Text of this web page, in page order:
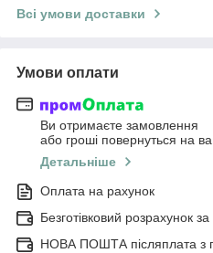
Всі умови доставки
Умови оплати
Ви отримаєте замовлення
або гроші повернуться на
Детальніше
Оплата на рахунок
Безготівковий розрахунок за
НОВА ПОШТА післяплата з